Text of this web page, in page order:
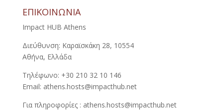
ΕΠΙΚΟΙΝΩΝΙΑ
Impact HUB Athens
Διεύθυνση: Καραϊσκάκη 28, 10554
Αθήνα, Ελλάδα
Τηλέφωνο: +30 210 32 10 146
Email: athens.hosts@impacthub.net
Για πληροφορίες : athens.hosts@impacthub.net